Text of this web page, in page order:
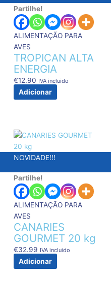
Partilhe!
ALIMENTAÇÃO PARA
AVES
TROPICAN ALTA
ENERGIA
€12.90 IVA incluido
Adicionar
NOVIDADE!!!
Partilhe!
ALIMENTAÇÃO PARA
AVES
CANARIES
GOURMET 20 kg
€32.99 IVA incluido
Adicionar